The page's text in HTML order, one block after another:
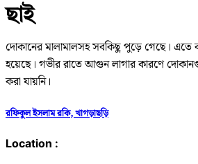
ছাই
দোকানের মালামালসহ সবকিছু পুড়ে গেছে। এতে
হয়েছে। গভীর রাতে আগুন লাগার কারণে
করা যায়নি।
রফিকুল ইসলাম রকি, খাগড়াছড়ি
Location :